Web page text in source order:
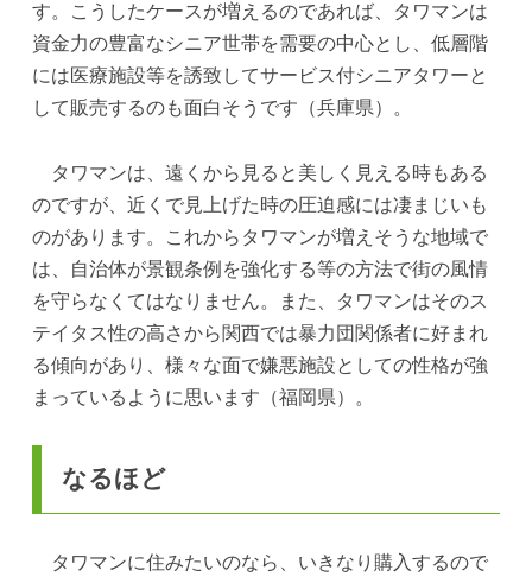
す。こうしたケースが増えるのであれば、タワマンは
資金力の豊富なシニア世帯を需要の中心とし、低層階
には医療施設等を誘致してサービス付シニアタワーと
して販売するのも面白そうです（兵庫県）。
タワマンは、遠くから見ると美しく見える時もある
のですが、近くで見上げた時の圧迫感には凄まじいも
のがあります。これからタワマンが増えそうな地域で
は、自治体が景観条例を強化する等の方法で街の風情
を守らなくてはなりません。また、タワマンはそのス
テイタス性の高さから関西では暴力団関係者に好まれ
る傾向があり、様々な面で嫌悪施設としての性格が強
まっているように思います（福岡県）。
なるほど
タワマンに住みたいのなら、いきなり購入するので